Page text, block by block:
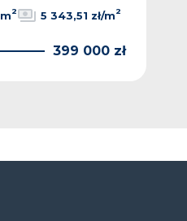
2 5 343,51 zł/m2
399 000 zł